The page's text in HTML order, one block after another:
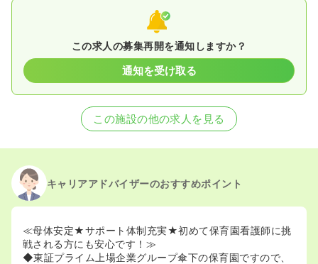
この求人の募集再開を通知しますか？
通知を受け取る
この施設の他の求人を見る
キャリアアドバイザーのおすすめポイント
≪母体安定★サポート体制充実★初めて保育園看護師に挑
戦される方にも安心です！≫
◆東証プライム上場企業グループ傘下の保育園ですので、